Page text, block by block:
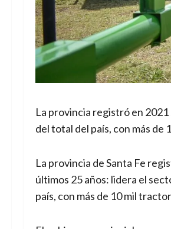
La provincia registró en
del total del país, con más
La provincia de Santa Fe
últimos 25 años: lidera el
país, con más de 10 mil